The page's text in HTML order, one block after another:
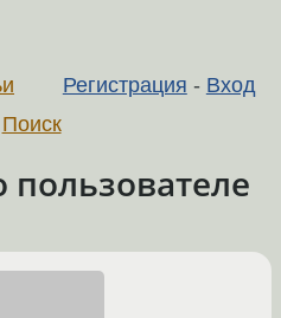
Регистрация - Вход
Поиск